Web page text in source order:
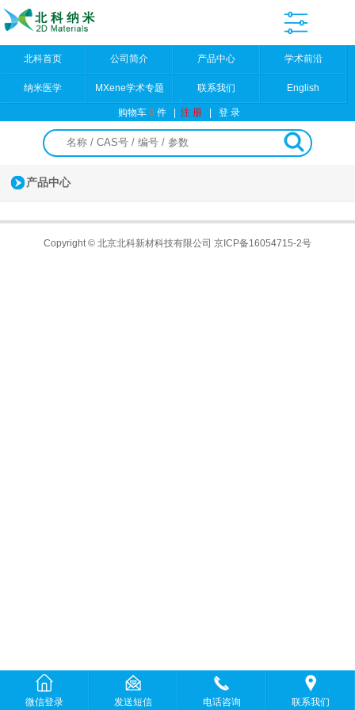
北科首页 公司简介 产品中心 学术前沿
纳米医学 MXene学术专题 联系我们 English
购物车0件 |注 册 |登 录
产品中心
Copyright © 北京北科新材科技有限公司 京ICP备16054715-2号
微信登录 发送短信 电话咨询 联系我们